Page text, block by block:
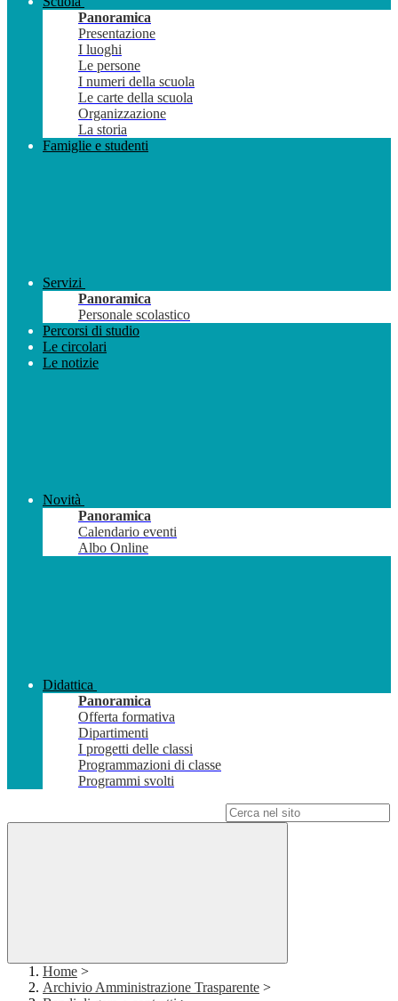
Panoramica
Presentazione
I luoghi
Le persone
I numeri della scuola
Le carte della scuola
Organizzazione
La storia
Famiglie e studenti
Servizi
Panoramica
Personale scolastico
Percorsi di studio
Le circolari
Le notizie
Novità
Panoramica
Calendario eventi
Albo Online
Didattica
Panoramica
Offerta formativa
Dipartimenti
I progetti delle classi
Programmazioni di classe
Programmi svolti
Home >
Archivio Amministrazione Trasparente >